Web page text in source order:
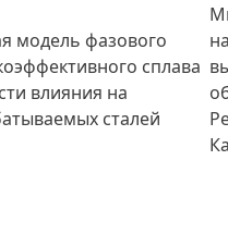
модель фазового
сплава
влияния на
сталей